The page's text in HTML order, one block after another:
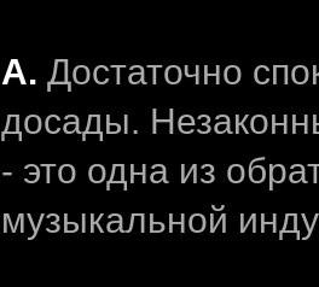
А. Достаточно
досады.
- это одна из
музыкальной